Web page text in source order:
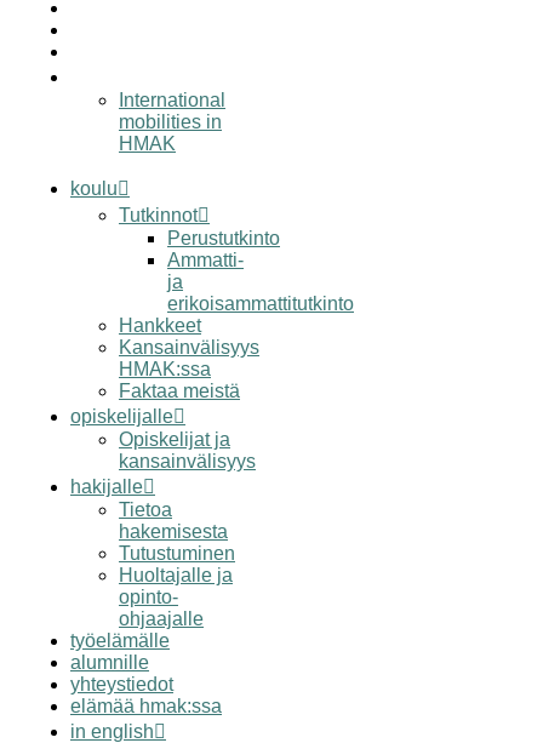
International
mobilities in
HMAK
koulu
Tutkinnot
Perustutkinto
Ammatti-
ja
erikoisammattitutkinto
Hankkeet
Kansainvälisyys
HMAK:ssa
Faktaa meistä
opiskelijalle
Opiskelijat ja
kansainvälisyys
hakijalle
Tietoa
hakemisesta
Tutustuminen
Huoltajalle ja
opinto-
ohjaajalle
työelämälle
alumnille
yhteystiedot
elämää hmak:ssa
in english